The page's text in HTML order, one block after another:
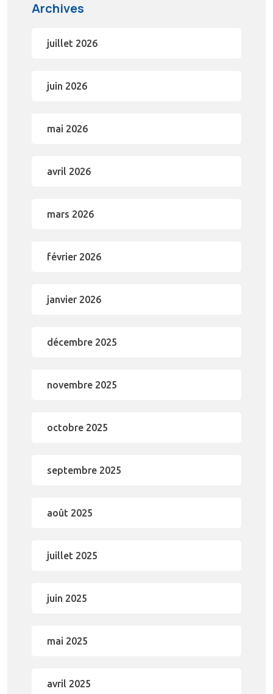
Archives
juillet 2026
juin 2026
mai 2026
avril 2026
mars 2026
février 2026
janvier 2026
décembre 2025
novembre 2025
octobre 2025
septembre 2025
août 2025
juillet 2025
juin 2025
mai 2025
avril 2025